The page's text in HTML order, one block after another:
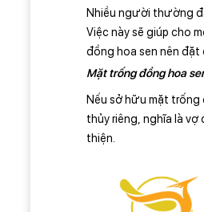
Nhiều người thường
Việc này sẽ giúp cho
đồng hoa sen nên đặt
Mặt trống đồng hoa
Nếu sở hữu mặt trống
thủy riêng, nghĩa là
thiện.